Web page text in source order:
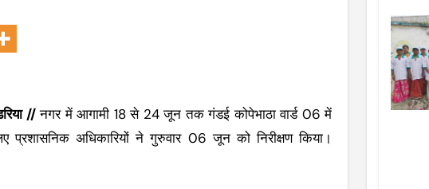
//नगर में आगामी 18 से 24 जून तक गंडई कोपेभाठा वार्ड 06 में
प्रशासनिक अधिकारियों ने गुरुवार 06 जून को निरीक्षण किया।